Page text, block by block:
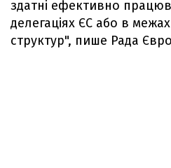
здатні ефективно
делегаціях ЄС або в
структур", пише Рада